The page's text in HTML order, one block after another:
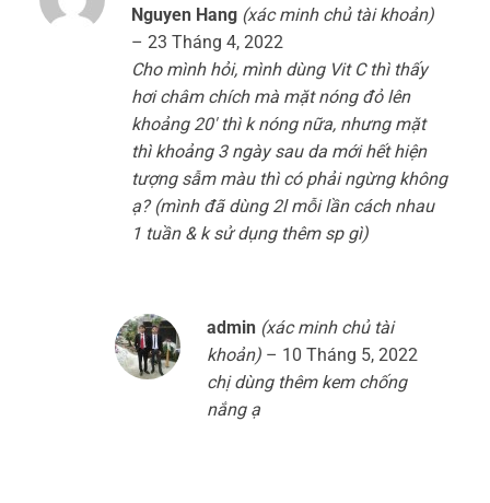
Được xếp
hạng
sao
Nguyen Hang (xác minh chủ tài khoản)
– 23 Tháng 4, 2022
Cho mình hỏi, mình dùng Vit C thì thấy
hơi châm chích mà mặt nóng đỏ lên
khoảng 20′ thì k nóng nữa, nhưng mặt
thì khoảng 3 ngày sau da mới hết hiện
tượng sẫm màu thì có phải ngừng không
ạ? (mình đã dùng 2l mỗi lần cách nhau
1 tuần & k sử dụng thêm sp gì)
admin (xác minh chủ tài
khoản) – 10 Tháng 5, 2022
chị dùng thêm kem chống
nắng ạ